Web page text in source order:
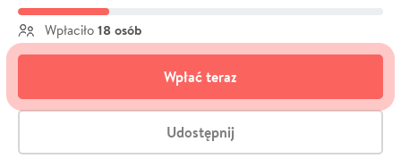
Wpłaciło 18 osób
Wpłać teraz
Udostępnij